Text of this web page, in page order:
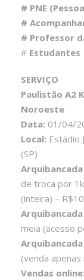
# PNE
#
# Professor
# Estudantes
SERVIÇO
Paulistão A2
Noroeste
Data: 01/04/
Local: Estádio
(SP)
de troca por
(inteira) –
meia (acesso
(venda
Vendas online: